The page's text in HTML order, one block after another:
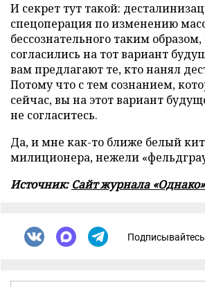
И секрет тут такой:
спецоперация по изменению
бессознательного таким
согласились на тот вариант
вам предлагают те, кто нанял
Потому что с тем сознанием,
сейчас, вы на этот вариант
не согласитесь.
Да, и мне как-то ближе белый
милиционера, нежели
Источник: Сайт журнала «Однако»